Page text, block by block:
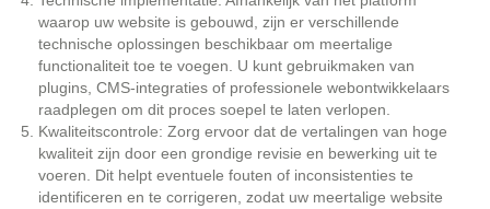
waarop uw website is gebouwd, zijn er verschillende
technische oplossingen beschikbaar om meertalige
functionaliteit toe te voegen. U kunt gebruikmaken van
plugins, CMS-integraties of professionele webontwikkelaars
raadplegen om dit proces soepel te laten verlopen.
Kwaliteitscontrole: Zorg ervoor dat de vertalingen van hoge
kwaliteit zijn door een grondige revisie en bewerking uit te
voeren. Dit helpt eventuele fouten of inconsistenties te
identificeren en te corrigeren, zodat uw meertalige website